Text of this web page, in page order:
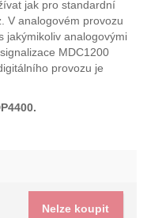
jak pro standardní
V analogovém provozu
jakýmikoliv analogovými
MDC1200
provozu je
Nelze koupit